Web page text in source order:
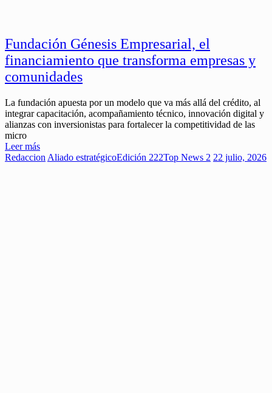
Fundación Génesis Empresarial, el
financiamiento que transforma empresas y
comunidades
La fundación apuesta por un modelo que va más allá del crédito, al
integrar capacitación, acompañamiento técnico, innovación digital y
alianzas con inversionistas para fortalecer la competitividad de las
micro
Leer más
Redaccion Aliado estratégicoEdición 222Top News 2 22 julio, 2026